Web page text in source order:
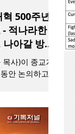
500주년
아갈 방향
사)이 종교개
안 논의하고 연
론회와 의견